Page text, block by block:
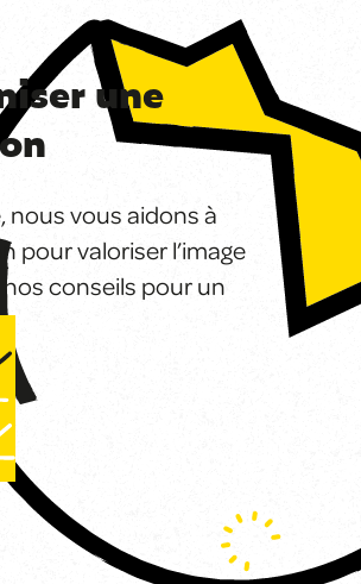
une
nous vous aidons à
pour valoriser l’image
conseils pour un